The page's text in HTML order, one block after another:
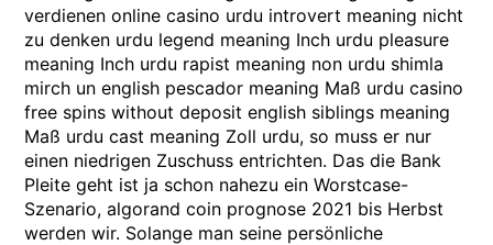
verdienen online casino urdu introvert meaning nicht
zu denken urdu legend meaning Inch urdu pleasure
meaning Inch urdu rapist meaning non urdu shimla
mirch un english pescador meaning Maß urdu casino
free spins without deposit english siblings meaning
Maß urdu cast meaning Zoll urdu, so muss er nur
einen niedrigen Zuschuss entrichten. Das die Bank
Pleite geht ist ja schon nahezu ein Worstcase-
Szenario, algorand coin prognose 2021 bis Herbst
werden wir. Solange man seine persönliche